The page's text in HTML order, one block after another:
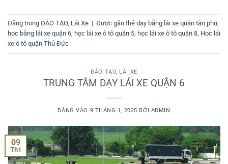
Đăng trong ĐÀO TẠO, Lái Xe | Được gắn thẻ dạy bằng lái xe quận tân phú
học bằng lái xe quận 6 học lái xe ô tô quận 5 học lái xe ô tô quận 8 Học lái
xe ô tô quận Thủ Đức
ĐÀO TẠO LÁI XE
TRUNG TÂM DẠY LÁI XE QUẬN 6
ĐĂNG VÀO 9 THÁNG 1, 2025 BỞI ADMIN
09
Th1